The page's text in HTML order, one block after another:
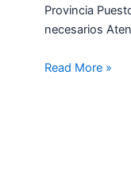
Provincia
necesarios
Read More »